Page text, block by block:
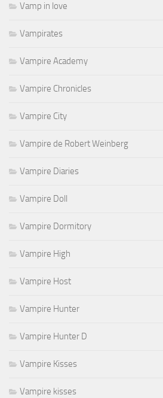
Vamp in love
Vampirates
Vampire Academy
Vampire Chronicles
Vampire City
Vampire de Robert Weinberg
Vampire Diaries
Vampire Doll
Vampire Dormitory
Vampire High
Vampire Host
Vampire Hunter
Vampire Hunter D
Vampire Kisses
Vampire kisses